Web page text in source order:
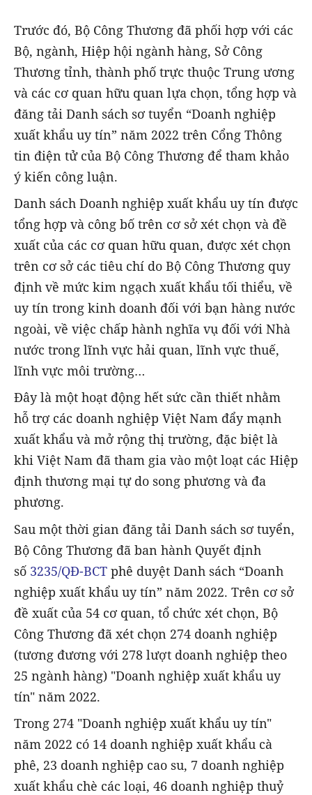
Trước đó, Bộ Công Thương đã phối hợp với các
Bộ, ngành, Hiệp hội ngành hàng, Sở Công
Thương tỉnh, thành phố trực thuộc Trung ương
và các cơ quan hữu quan lựa chọn, tổng hợp và
đăng tải Danh sách sơ tuyển “Doanh nghiệp
xuất khẩu uy tín” năm 2022 trên Cổng Thông
tin điện tử của Bộ Công Thương để tham khảo
ý kiến công luận.
Danh sách Doanh nghiệp xuất khẩu uy tín được
tổng hợp và công bố trên cơ sở xét chọn và đề
xuất của các cơ quan hữu quan, được xét chọn
trên cơ sở các tiêu chí do Bộ Công Thương quy
định về mức kim ngạch xuất khẩu tối thiểu, về
uy tín trong kinh doanh đối với bạn hàng nước
ngoài, về việc chấp hành nghĩa vụ đối với Nhà
nước trong lĩnh vực hải quan, lĩnh vực thuế,
lĩnh vực môi trường…
Đây là một hoạt động hết sức cần thiết nhằm
hỗ trợ các doanh nghiệp Việt Nam đẩy mạnh
xuất khẩu và mở rộng thị trường, đặc biệt là
khi Việt Nam đã tham gia vào một loạt các Hiệp
định thương mại tự do song phương và đa
phương.
Sau một thời gian đăng tải Danh sách sơ tuyển,
Bộ Công Thương đã ban hành Quyết định
số 3235/QĐ-BCT phê duyệt Danh sách “Doanh
nghiệp xuất khẩu uy tín” năm 2022. Trên cơ sở
đề xuất của 54 cơ quan, tổ chức xét chọn, Bộ
Công Thương đã xét chọn 274 doanh nghiệp
(tương đương với 278 lượt doanh nghiệp theo
25 ngành hàng) "Doanh nghiệp xuất khẩu uy
tín" năm 2022.
Trong 274 "Doanh nghiệp xuất khẩu uy tín"
năm 2022 có 14 doanh nghiệp xuất khẩu cà
phê, 23 doanh nghiệp cao su, 7 doanh nghiệp
xuất khẩu chè các loại, 46 doanh nghiệp thuỷ